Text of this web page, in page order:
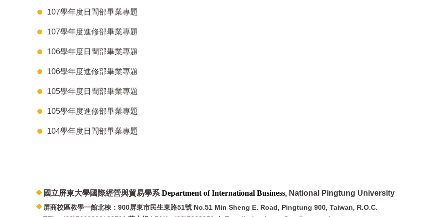
107學年度日間部畢業專題
107學年度進修部畢業專題
106學年度日間部畢業專題
106學年度進修部畢業專題
105學年度日間部畢業專題
105學年度進修部畢業專題
104學年度日間部畢業專題
國立屏東大學國際經營與貿易學系 Department of International Business, National Pingtung
屏商校區教學一館北棟：900屏東市民生東路51號 No.51 Min Sheng E. Road, Pingtung 900, Taiwan, R.O.C.